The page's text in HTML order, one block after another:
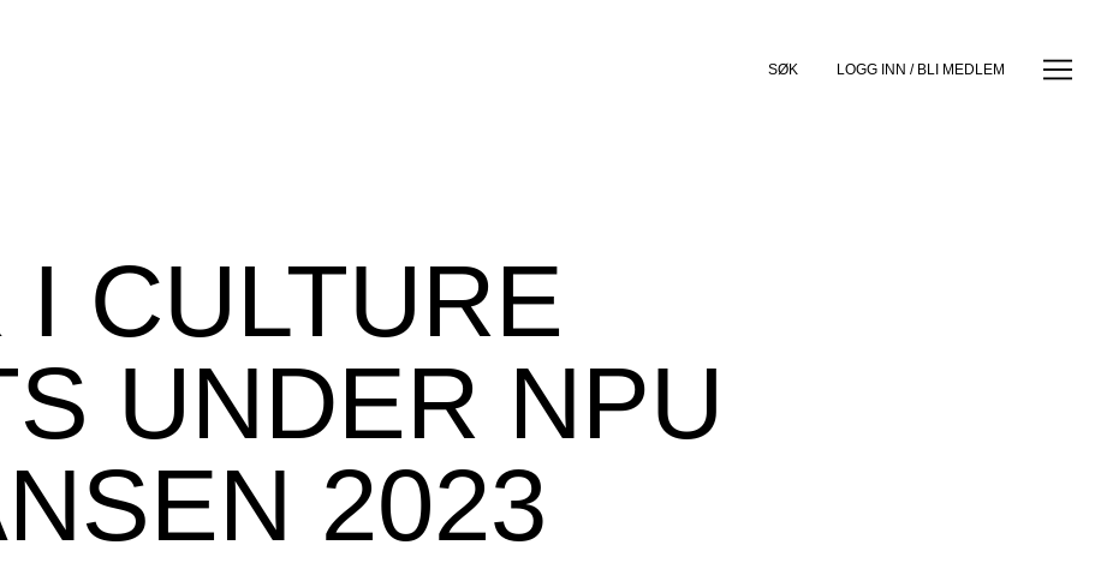
SØK LOGG INN / BLI MEDLEM
CULTURE
UNDER NPU
2023